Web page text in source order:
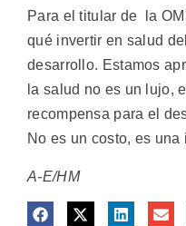
Para el titular de la
qué invertir en salud
desarrollo. Estamos
la salud no es un lujo,
recompensa para el
No es un costo, es una
A-E/HM